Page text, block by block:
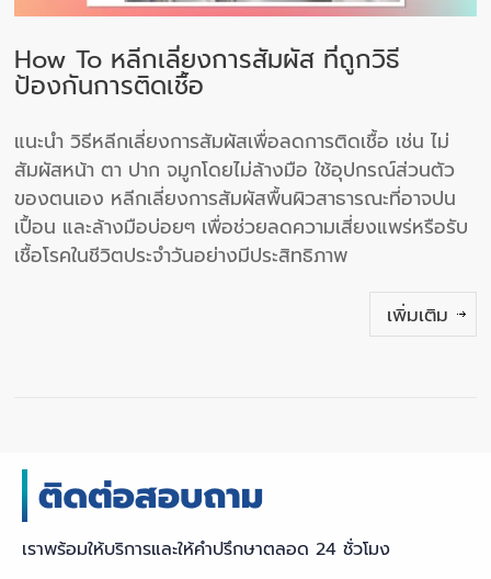
How To หลีกเลี่ยงการสัมผัส ที่ถูกวิธี
ป้องกันการติดเชื้อ
แนะนำ วิธีหลีกเลี่ยงการสัมผัสเพื่อลดการติดเชื้อ เช่น ไม่
สัมผัสหน้า ตา ปาก จมูกโดยไม่ล้างมือ ใช้อุปกรณ์ส่วนตัว
ของตนเอง หลีกเลี่ยงการสัมผัสพื้นผิวสาธารณะที่อาจปน
เปื้อน และล้างมือบ่อยๆ เพื่อช่วยลดความเสี่ยงแพร่หรือรับ
เชื้อโรคในชีวิตประจำวันอย่างมีประสิทธิภาพ
เพิ่มเติม
เราพร้อมให้บริการและให้คำปรึกษาตลอด 24 ชั่วโมง